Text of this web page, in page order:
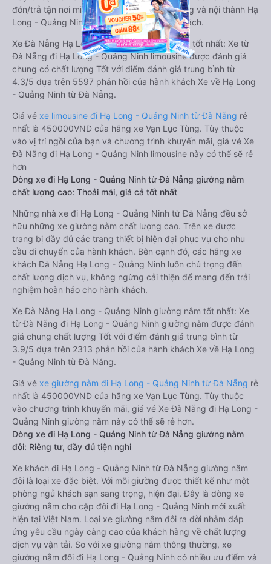
đón/trả tận nơi miễn phí tại nội thành Đà Nẵng và nội thành Hạ
Long - Quảng Ninh, rất thuận tiện cho du khách.
Xe Đà Nẵng Hạ Long - Quảng Ninh limousine tốt nhất: Xe từ
Đà Nẵng đi Hạ Long - Quảng Ninh limousine được đánh giá
chung có chất lượng Tốt với điểm đánh giá trung bình từ
4.3/5 dựa trên 5597 phản hồi của hành khách Xe về Hạ Long
- Quảng Ninh từ Đà Nẵng.
Giá vé xe limousine đi Hạ Long - Quảng Ninh từ Đà Nẵng rẻ
nhất là 450000VND của hãng xe Vạn Lục Tùng. Tùy thuộc
vào vị trí ngồi của bạn và chương trình khuyến mãi, giá vé Xe
Đà Nẵng đi Hạ Long - Quảng Ninh limousine này có thể sẽ rẻ
hơn
Dòng xe đi Hạ Long - Quảng Ninh từ Đà Nẵng giường nằm
chất lượng cao: Thoải mái, giá cả tốt nhất
Những nhà xe đi Hạ Long - Quảng Ninh từ Đà Nẵng đều sở
hữu những xe giường nằm chất lượng cao. Trên xe được
trang bị đầy đủ các trang thiết bị hiện đại phục vụ cho nhu
cầu di chuyển của hành khách. Bên cạnh đó, các hãng xe
khách Đà Nẵng Hạ Long - Quảng Ninh luôn chú trọng đến
chất lượng dịch vụ, không ngừng cải thiện để mang đến trải
nghiệm hoàn hảo cho hành khách.
Xe Đà Nẵng Hạ Long - Quảng Ninh giường nằm tốt nhất: Xe
từ Đà Nẵng đi Hạ Long - Quảng Ninh giường nằm được đánh
giá chung chất lượng Tốt với điểm đánh giá trung bình từ
3.9/5 dựa trên 2313 phản hồi của hành khách Xe về Hạ Long
- Quảng Ninh từ Đà Nẵng.
Giá vé xe giường nằm đi Hạ Long - Quảng Ninh từ Đà Nẵng rẻ
nhất là 450000VND của hãng xe Vạn Lục Tùng. Tùy thuộc
vào chương trình khuyến mãi, giá vé Xe Đà Nẵng đi Hạ Long -
Quảng Ninh giường nằm này có thể sẽ rẻ hơn.
Dòng xe đi Hạ Long - Quảng Ninh từ Đà Nẵng giường nằm
đôi: Riêng tư, đầy đủ tiện nghi
Xe khách đi Hạ Long - Quảng Ninh từ Đà Nẵng giường nằm
đôi là loại xe đặc biệt. Với mỗi giường được thiết kế như một
phòng ngủ khách sạn sang trọng, hiện đại. Đây là dòng xe
giường nằm cho cặp đôi đi Hạ Long - Quảng Ninh mới xuất
hiện tại Việt Nam. Loại xe giường nằm đôi ra đời nhằm đáp
ứng yêu cầu ngày càng cao của khách hàng về chất lượng
dịch vụ vận tải. So với xe giường nằm thông thường, xe
giường nằm đôi đi Hạ Long - Quảng Ninh có nhiều ưu điểm và